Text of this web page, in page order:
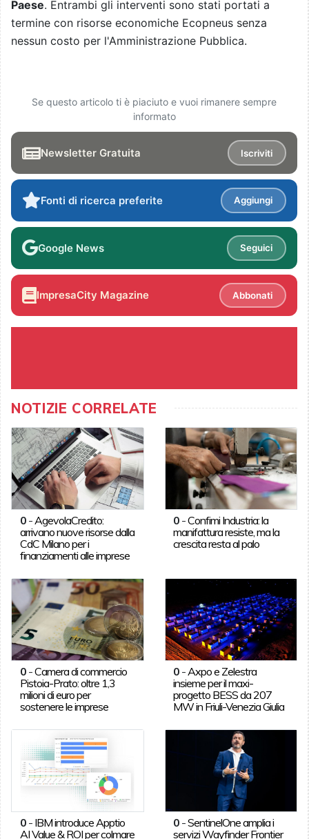
Paese. Entrambi gli interventi sono stati portati a
termine con risorse economiche Ecopneus senza
nessun costo per l'Amministrazione Pubblica.
Se questo articolo ti è piaciuto e vuoi rimanere sempre
informato
Newsletter Gratuita Iscriviti
Fonti di ricerca preferite Aggiungi
Google News Seguici
ImpresaCity Magazine Abbonati
NOTIZIE CORRELATE
0- AgevolaCredito:
arrivano nuove risorse dalla
CdC Milano per i
finanziamenti alle imprese
0 -Confimi Industria: la
manifattura resiste, ma la
crescita resta al palo
0-Camera di commercio
Pistoia-Prato: oltre 1,3
milioni di euro per
sostenere le imprese
0 - Axpo e Zelestra
insieme per il maxi-
progetto BESS da 207
MW in Friuli-Venezia Giulia
0- IBM introduce Apptio
AI Value & ROI per colmare
0 -SentinelOne amplia i
servizi Wayfinder Frontier